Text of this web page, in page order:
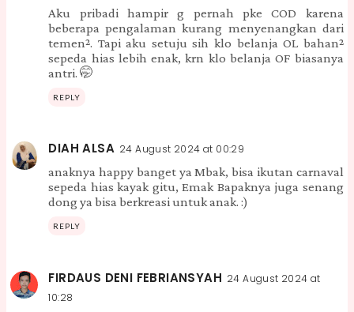
Aku pribadi hampir g pernah pke COD karena
beberapa pengalaman kurang menyenangkan dari
temen². Tapi aku setuju sih klo belanja OL bahan²
sepeda hias lebih enak, krn klo belanja OF biasanya
antri. 🤭
REPLY
DIAH ALSA 24 August 2024 at 00:29
anaknya happy banget ya Mbak, bisa ikutan carnaval
sepeda hias kayak gitu, Emak Bapaknya juga senang
dong ya bisa berkreasi untuk anak. :)
REPLY
FIRDAUS DENI FEBRIANSYAH 24 August 2024 at
10:28